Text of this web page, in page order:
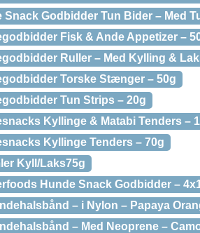
Snack Godbidder Tun Bider – Med
Fisk & Ande Appetizer –
Ruller – Med Kylling &
Torske Stænger – 50g
Tun Strips – 20g
Kyllinge & Matabi Tenders –
Kyllinge Tenders – 70g
Kyll/Laks75g
Hunde Snack Godbidder –
– i Nylon – Papaya
– Med Neoprene –